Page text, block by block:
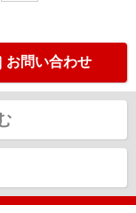
お問い合わせ